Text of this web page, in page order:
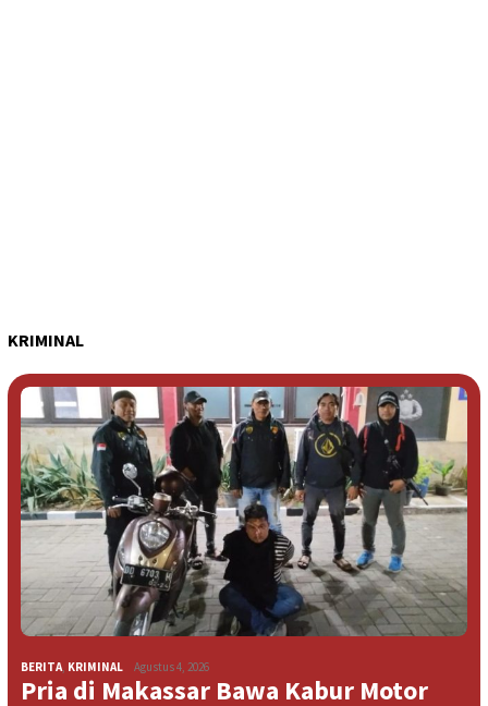
KRIMINAL
BERITA, KRIMINAL Agustus 4, 2026
Pria di Makassar Bawa Kabur Motor